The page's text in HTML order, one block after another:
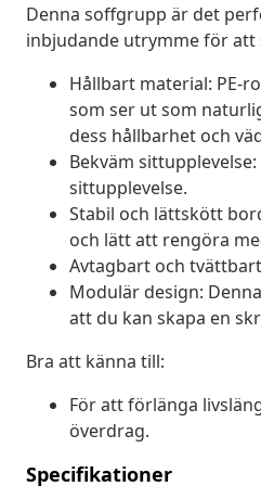
Denna soffgrupp är det
inbjudande utrymme för att
Hållbart material: PE-
som ser ut som
dess hållbarhet och
Bekväm
sittupplevelse.
Stabil och lättskött
och lätt att rengöra
Avtagbart och
Modulär design:
att du kan skapa en
Bra att känna till:
För att förlänga
överdrag.
Specifikationer